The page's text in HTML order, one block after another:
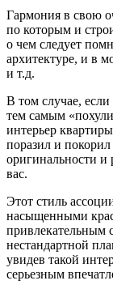
Гармония в свою
по которым и
о чем следует
архитектуре, и в
и т.д.
В том случае,
тем самым
интерьер
поразил и
оригинальности и
вас.
Этот стиль
насыщенными
привлекательным
нестандартной
увидев такой
серьезным